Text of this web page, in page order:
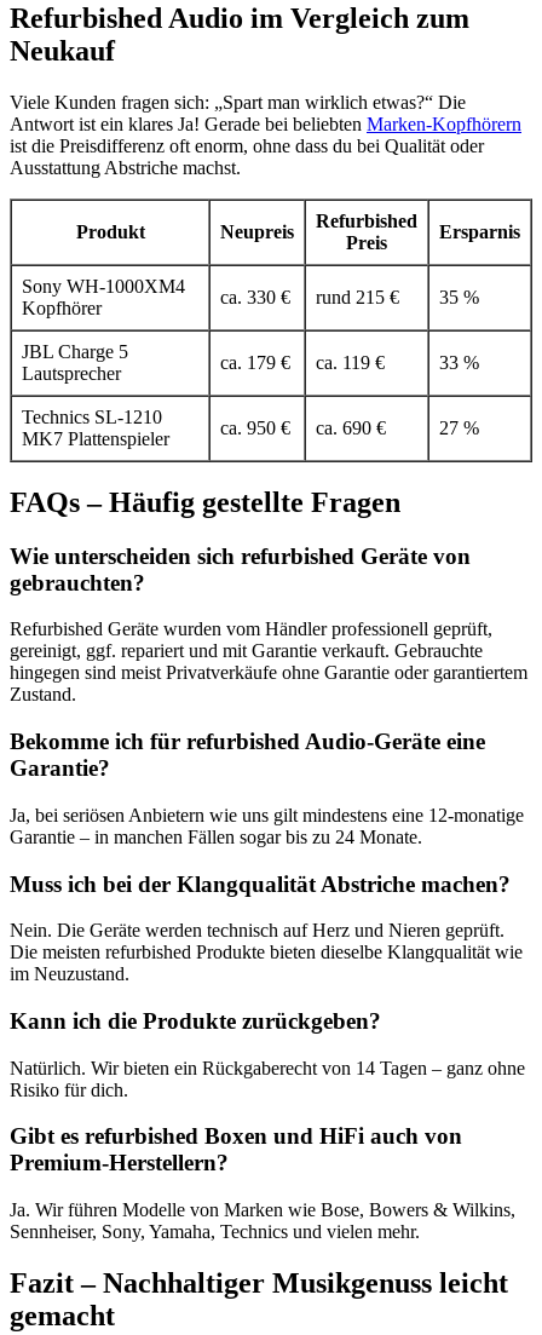
Refurbished Audio im Vergleich zum
Neukauf
Viele Kunden fragen sich: „Spart man wirklich etwas?“ Die
Antwort ist ein klares Ja! Gerade bei beliebten Marken-Kopfhörern
ist die Preisdifferenz oft enorm, ohne dass du bei Qualität oder
Ausstattung Abstriche machst.
Produkt Neupreis
Refurbished
Preis
Ersparnis
Sony WH-1000XM4
Kopfhörer
ca. 330 € rund 215 € 35 %
JBL Charge 5
Lautsprecher
ca. 179 € ca. 119 € 33 %
Technics SL-1210
MK7 Plattenspieler
ca. 950 € ca. 690 € 27 %
FAQs – Häufig gestellte Fragen
Wie unterscheiden sich refurbished Geräte von
gebrauchten?
Refurbished Geräte wurden vom Händler professionell geprüft,
gereinigt, ggf. repariert und mit Garantie verkauft. Gebrauchte
hingegen sind meist Privatverkäufe ohne Garantie oder garantiertem
Zustand.
Bekomme ich für refurbished Audio-Geräte eine
Garantie?
Ja, bei seriösen Anbietern wie uns gilt mindestens eine 12-monatige
Garantie – in manchen Fällen sogar bis zu 24 Monate.
Muss ich bei der Klangqualität Abstriche machen?
Nein. Die Geräte werden technisch auf Herz und Nieren geprüft.
Die meisten refurbished Produkte bieten dieselbe Klangqualität wie
im Neuzustand.
Kann ich die Produkte zurückgeben?
Natürlich. Wir bieten ein Rückgaberecht von 14 Tagen – ganz ohne
Risiko für dich.
Gibt es refurbished Boxen und HiFi auch von
Premium-Herstellern?
Ja. Wir führen Modelle von Marken wie Bose, Bowers & Wilkins,
Sennheiser, Sony, Yamaha, Technics und vielen mehr.
Fazit – Nachhaltiger Musikgenuss leicht
gemacht